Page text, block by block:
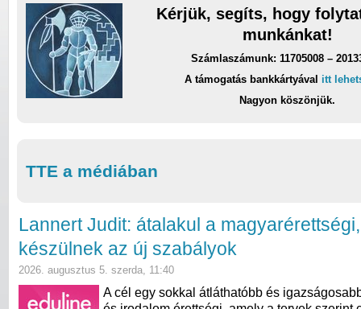
Kérjük, segíts, hogy
munkánkat!
Számlaszámunk: 11705008 –
A támogatás bankkártyával itt
Nagyon köszönjük.
TTE a médiában
Lannert Judit: átalakul a
készülnek az új szabályok
2026. augusztus 5. szerda, 11:40
A cél egy sokkal átláthatóbb és